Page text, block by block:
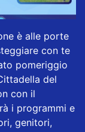
è alle porte
con te
pomeriggio
del
con il
i programmi e
genitori,